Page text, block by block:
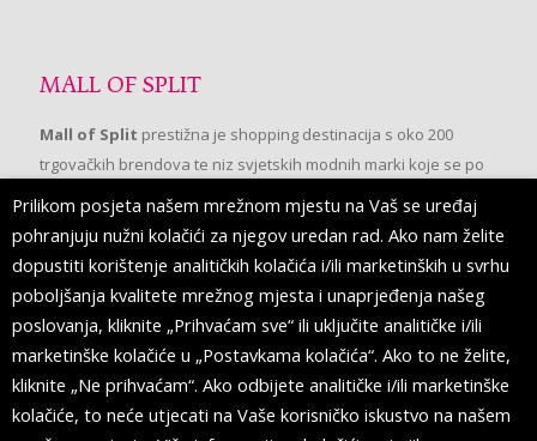
MALL OF SPLIT
Mall of Split prestižna je shopping destinacija s oko 200
trgovačkih brendova te niz svjetskih modnih marki koje se po
prvi put pojavljuju u Splitu.
PRATITE NAS
Prilikom posjeta našem mrežnom mjestu na Vaš se uređaj
pohranjuju nužni kolačići za njegov uredan rad. Ako nam želite
dopustiti korištenje analitičkih kolačića i/ili marketinških u svrhu
poboljšanja kvalitete mrežnog mjesta i unaprjeđenja našeg
poslovanja, kliknite „Prihvaćam sve“ ili uključite analitičke i/ili
marketinške kolačiće u „Postavkama kolačića“. Ako to ne želite,
kliknite „Ne prihvaćam“. Ako odbijete analitičke i/ili marketinške
kolačiće, to neće utjecati na Vaše korisničko iskustvo na našem